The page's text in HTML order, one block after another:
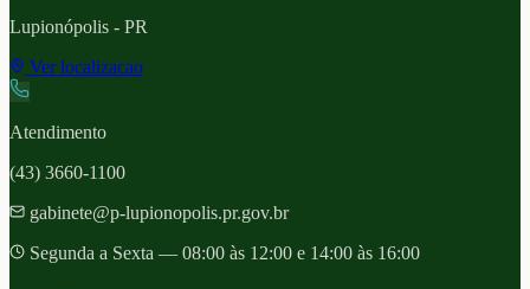
Lupionópolis - PR
Ver localizacao
Atendimento
(43) 3660-1100
gabinete@p-lupionopolis.pr.gov.br
Segunda a Sexta — 08:00 às 12:00 e 14:00 às 16:00